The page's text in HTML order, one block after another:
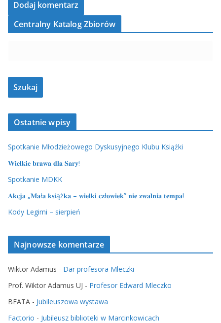
Centralny Katalog Zbiorów
Ostatnie wpisy
Spotkanie Młodzieżowego Dyskusyjnego Klubu Książki
𝐖𝐢𝐞𝐥𝐤𝐢𝐞 𝐛𝐫𝐚𝐰𝐚 𝐝𝐥𝐚 𝐒𝐚𝐫𝐲!
Spotkanie MDKK
𝐀𝐤𝐜𝐣𝐚 „𝐌𝐚ł𝐚 𝐤𝐬𝐢ąż𝐤𝐚 – 𝐰𝐢𝐞𝐥𝐤𝐢 𝐜𝐳ł𝐨𝐰𝐢𝐞𝐤” 𝐧𝐢𝐞 𝐳𝐰𝐚𝐥𝐧𝐢𝐚 𝐭𝐞𝐦𝐩𝐚!
Kody Legimi – sierpień
Najnowsze komentarze
Wiktor Adamus - Dar profesora Mleczki
Prof. Wiktor Adamus UJ - Profesor Edward Mleczko
BEATA - Jubileuszowa wystawa
Factorio - Jubileusz biblioteki w Marcinkowicach